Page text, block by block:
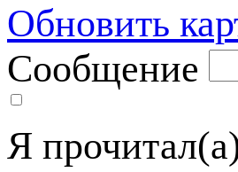
Обновить
Сообщение
Я